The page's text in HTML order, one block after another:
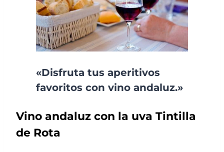
«Disfruta tus aperitivos
favoritos con vino andaluz.»
Vino andaluz con la uva Tintilla
de Rota